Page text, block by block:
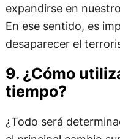
expandirse en
En ese sentido, es
desaparecer el
9. ¿Cómo
tiempo?
¿Todo será